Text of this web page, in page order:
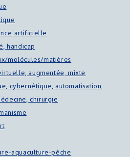
artificielle
handicap
molécules/matières
augmentée, mixte
cybernétique, automatisation,
chirurgie
aquaculture-pêche